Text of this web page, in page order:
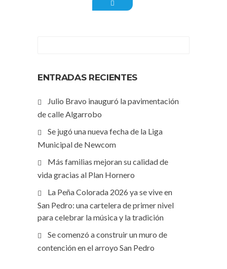
ENTRADAS RECIENTES
Julio Bravo inauguró la pavimentación
de calle Algarrobo
Se jugó una nueva fecha de la Liga
Municipal de Newcom
Más familias mejoran su calidad de
vida gracias al Plan Hornero
La Peña Colorada 2026 ya se vive en
San Pedro: una cartelera de primer nivel
para celebrar la música y la tradición
Se comenzó a construir un muro de
contención en el arroyo San Pedro